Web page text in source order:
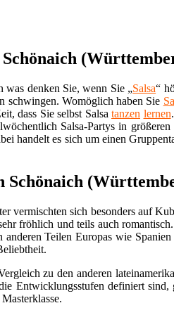
was denken Sie, wenn Sie „Salsa“
schwingen. Womöglich haben Sie
dass Sie selbst Salsa tanzen lernen
Salsa-Partys in größeren
handelt es sich um einen
Schönaich
vermischten sich besonders auf
fröhlich und teils auch
anderen Teilen Europas wie
zu den anderen
Entwicklungsstufen definiert sind,